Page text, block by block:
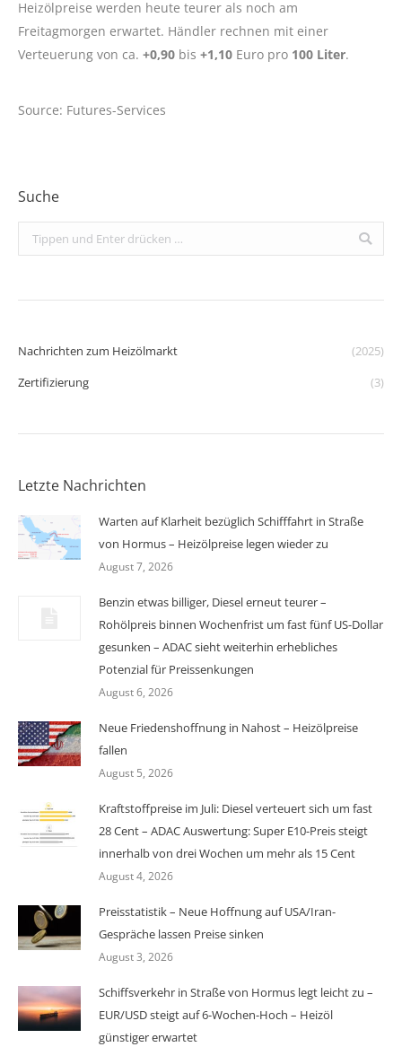
Heizölpreise werden heute teurer als noch am
Freitagmorgen erwartet. Händler rechnen mit einer
Verteuerung von ca. +0,90 bis +1,10 Euro pro 100 Liter.
Source: Futures-Services
Suche
Search:
Nachrichten zum Heizölmarkt
(2025)
Zertifizierung
(3)
Letzte Nachrichten
Warten auf Klarheit bezüglich Schifffahrt in Straße
von Hormus – Heizölpreise legen wieder zu
August 7, 2026
Benzin etwas billiger, Diesel erneut teurer –
Rohölpreis binnen Wochenfrist um fast fünf US-Dollar
gesunken – ADAC sieht weiterhin erhebliches
Potenzial für Preissenkungen
August 6, 2026
Neue Friedenshoffnung in Nahost – Heizölpreise
fallen
August 5, 2026
Kraftstoffpreise im Juli: Diesel verteuert sich um fast
28 Cent – ADAC Auswertung: Super E10-Preis steigt
innerhalb von drei Wochen um mehr als 15 Cent
August 4, 2026
Preisstatistik – Neue Hoffnung auf USA/Iran-
Gespräche lassen Preise sinken
August 3, 2026
Schiffsverkehr in Straße von Hormus legt leicht zu –
EUR/USD steigt auf 6-Wochen-Hoch – Heizöl
günstiger erwartet